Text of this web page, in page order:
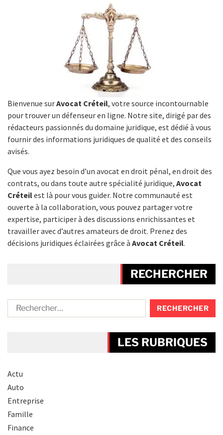
Bienvenue surAvocat Créteil, votre source incontournable
pour trouver un défenseur en ligne. Notre site, dirigé par des
rédacteurs passionnés du domaine juridique, est dédié à vous
fournir des informations juridiques de qualité et des conseils
avisés.
Que vous ayez besoin d’un avocat en droit pénal, en droit des
contrats, ou dans toute autre spécialité juridique, Avocat
Créteilest là pour vous guider. Notre communauté est
ouverte à la collaboration, vous pouvez partager votre
expertise, participer à des discussions enrichissantes et
travailler avec d’autres amateurs de droit. Prenez des
décisions juridiques éclairées grâce à Avocat Créteil.
RECHERCHER
LES RUBRIQUES
Actu
Auto
Entreprise
Famille
Finance